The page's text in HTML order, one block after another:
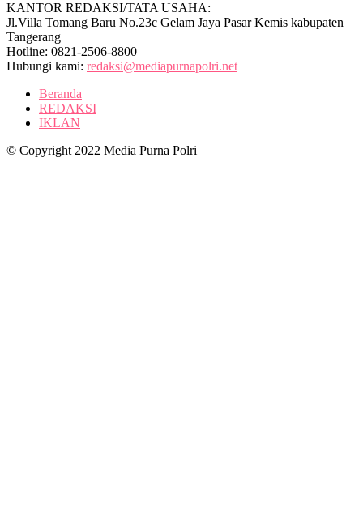
KANTOR REDAKSI/TATA USAHA:
Jl.Villa Tomang Baru No.23c Gelam Jaya Pasar Kemis kabupaten
Tangerang
Hotline: 0821-2506-8800
Hubungi kami: redaksi@mediapurnapolri.net
Beranda
REDAKSI
IKLAN
© Copyright 2022 Media Purna Polri